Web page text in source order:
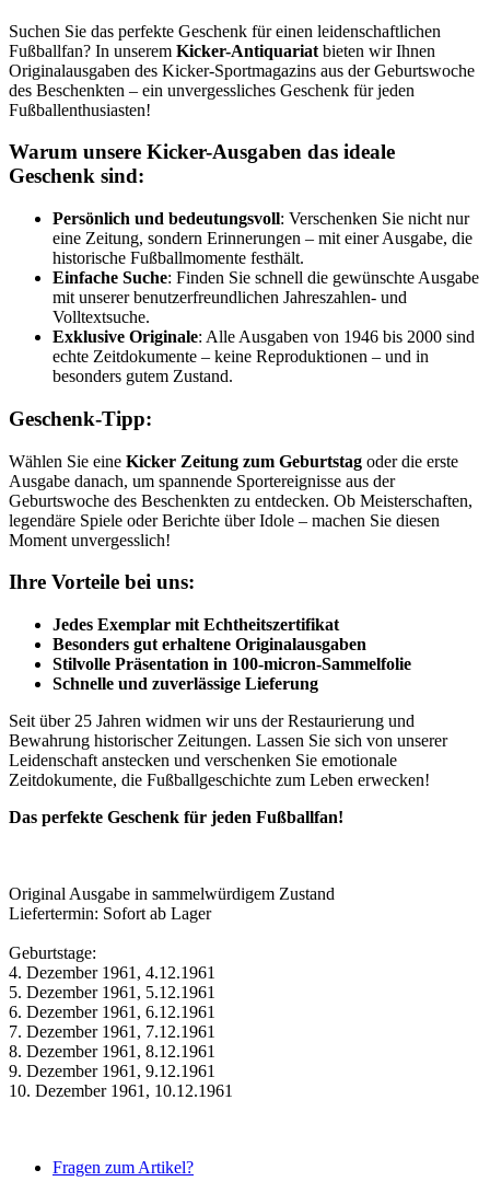
Suchen Sie das perfekte Geschenk für einen leidenschaftlichen
Fußballfan? In unserem Kicker-Antiquariat bieten wir Ihnen
Originalausgaben des Kicker-Sportmagazins aus der Geburtswoche
des Beschenkten – ein unvergessliches Geschenk für jeden
Fußballenthusiasten!
Warum unsere Kicker-Ausgaben das ideale
Geschenk sind:
Persönlich und bedeutungsvoll: Verschenken Sie nicht nur
eine Zeitung, sondern Erinnerungen – mit einer Ausgabe, die
historische Fußballmomente festhält.
Einfache Suche: Finden Sie schnell die gewünschte Ausgabe
mit unserer benutzerfreundlichen Jahreszahlen- und
Volltextsuche.
Exklusive Originale: Alle Ausgaben von 1946 bis 2000 sind
echte Zeitdokumente – keine Reproduktionen – und in
besonders gutem Zustand.
Geschenk-Tipp:
Wählen Sie eine Kicker Zeitung zum Geburtstag oder die erste
Ausgabe danach, um spannende Sportereignisse aus der
Geburtswoche des Beschenkten zu entdecken. Ob Meisterschaften,
legendäre Spiele oder Berichte über Idole – machen Sie diesen
Moment unvergesslich!
Ihre Vorteile bei uns:
Jedes Exemplar mit Echtheitszertifikat
Besonders gut erhaltene Originalausgaben
Stilvolle Präsentation in 100-micron-Sammelfolie
Schnelle und zuverlässige Lieferung
Seit über 25 Jahren widmen wir uns der Restaurierung und
Bewahrung historischer Zeitungen. Lassen Sie sich von unserer
Leidenschaft anstecken und verschenken Sie emotionale
Zeitdokumente, die Fußballgeschichte zum Leben erwecken!
Das perfekte Geschenk für jeden Fußballfan!
Original Ausgabe in sammelwürdigem Zustand
Liefertermin: Sofort ab Lager
Geburtstage:
4. Dezember 1961, 4.12.1961
5. Dezember 1961, 5.12.1961
6. Dezember 1961, 6.12.1961
7. Dezember 1961, 7.12.1961
8. Dezember 1961, 8.12.1961
9. Dezember 1961, 9.12.1961
10. Dezember 1961, 10.12.1961
Fragen zum Artikel?